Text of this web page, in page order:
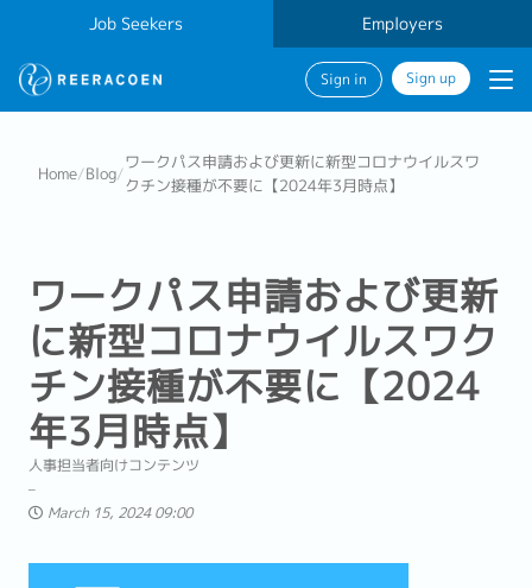
Job Seekers Employers
Sign in Sign up
Home/Blog/
ワークパス申請および更新に新型コロナウイルスワ
クチン接種が不要に【2024年3月時点】
ワークパス申請および更新
に新型コロナウイルスワク
チン接種が不要に【2024
年3月時点】
人事担当者向けコンテンツ
March 15, 2024 09:00